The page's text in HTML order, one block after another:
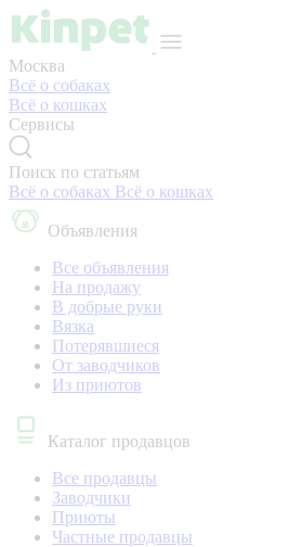
Москва
Всё о собаках
Всё о кошках
Сервисы
Поиск по статьям
Всё о собаках Всё о кошках
Объявления
Все объявления
На продажу
В добрые руки
Вязка
Потерявшиеся
От заводчиков
Из приютов
Каталог продавцов
Все продавцы
Заводчики
Приюты
Частные продавцы